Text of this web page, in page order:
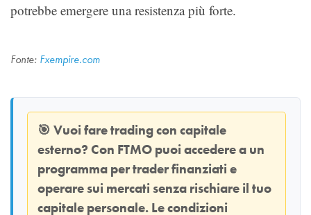
potrebbe emergere una resistenza più forte.
Fonte: Fxempire.com
🎯 Vuoi fare trading con capitale
esterno? Con FTMO puoi accedere a un
programma per trader finanziati e
operare sui mercati senza rischiare il tuo
capitale personale. Le condizioni